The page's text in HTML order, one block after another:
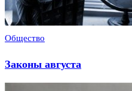
Общество
Законы августа